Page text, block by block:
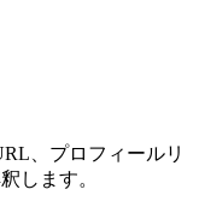
、プロフィールリ
します。